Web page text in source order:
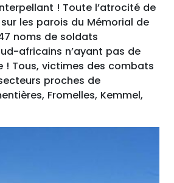
! Toute l’atrocité de
les parois du Mémorial de
noms de soldats
africains n’ayant pas de
! Tous, victimes des combats
proches de
Fromelles, Kemmel,